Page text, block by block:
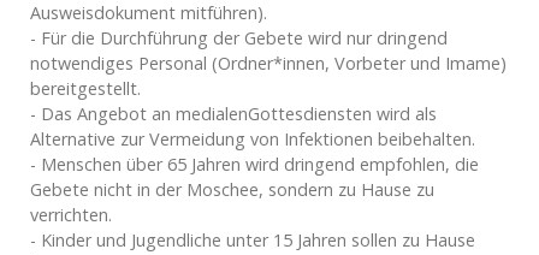
Ausweisdokument mitführen).
- Für die Durchführung der Gebete wird nur dringend
notwendiges Personal (Ordner*innen, Vorbeter und Imame)
bereitgestellt.
- Das Angebot an medialenGottesdiensten wird als
Alternative zur Vermeidung von Infektionen beibehalten.
- Menschen über 65 Jahren wird dringend empfohlen, die
Gebete nicht in der Moschee, sondern zu Hause zu
verrichten.
- Kinder und Jugendliche unter 15 Jahren sollen zu Hause